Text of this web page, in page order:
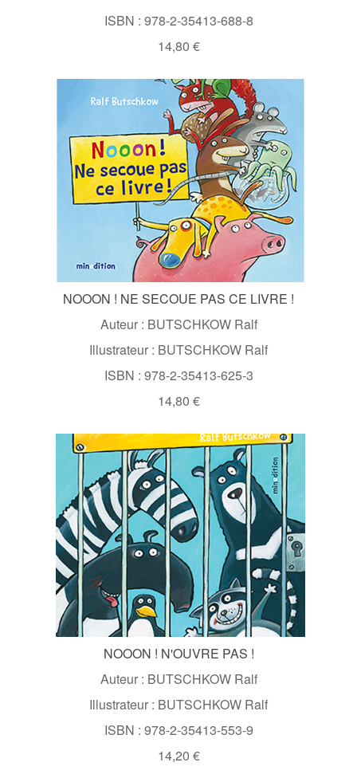
ISBN : 978-2-35413-688-8
14,80 €
NOOON ! NE SECOUE PAS CE LIVRE !
Auteur : BUTSCHKOW Ralf
Illustrateur : BUTSCHKOW Ralf
ISBN : 978-2-35413-625-3
14,80 €
NOOON ! N'OUVRE PAS !
Auteur : BUTSCHKOW Ralf
Illustrateur : BUTSCHKOW Ralf
ISBN : 978-2-35413-553-9
14,20 €